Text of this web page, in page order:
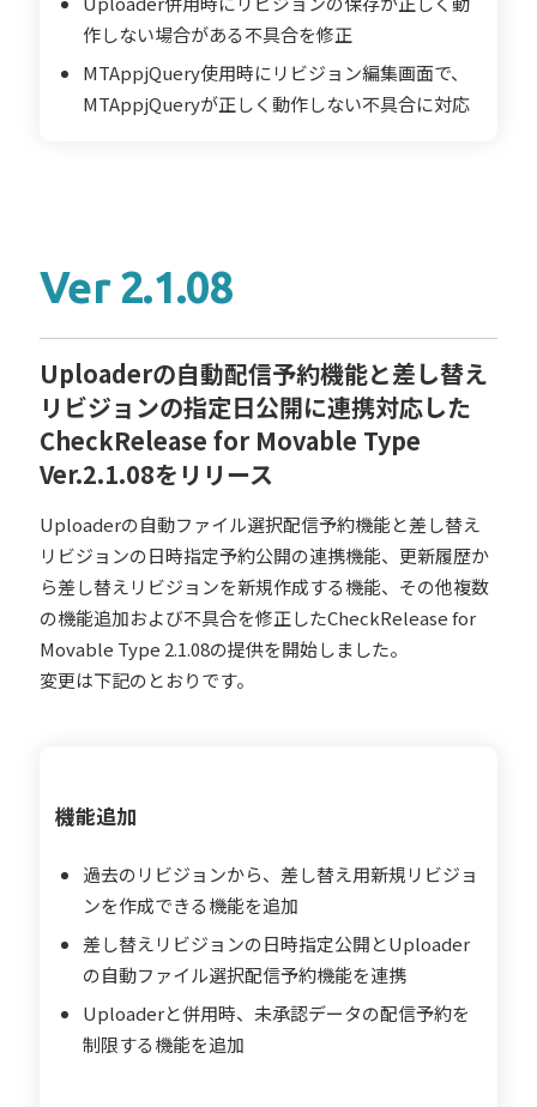
作しない場合がある不具合を修正
MTAppjQuery使用時にリビジョン編集画面で、
MTAppjQueryが正しく動作しない不具合に対応
Ver 2.1.08
Uploaderの自動配信予約機能と差し替え
リビジョンの指定日公開に連携対応した
CheckRelease for Movable Type
Ver.2.1.08をリリース
Uploaderの自動ファイル選択配信予約機能と差し替え
リビジョンの日時指定予約公開の連携機能、更新履歴か
ら差し替えリビジョンを新規作成する機能、その他複数
の機能追加および不具合を修正したCheckRelease for
Movable Type 2.1.08の提供を開始しました。
変更は下記のとおりです。
機能追加
過去のリビジョンから、差し替え用新規リビジョ
ンを作成できる機能を追加
差し替えリビジョンの日時指定公開とUploader
の自動ファイル選択配信予約機能を連携
Uploaderと併用時、未承認データの配信予約を
制限する機能を追加